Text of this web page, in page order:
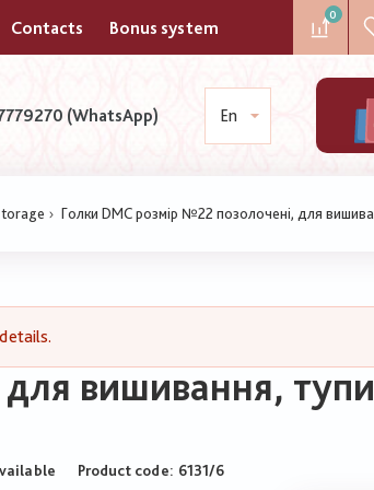
Contacts Bonus system
0
(WhatsApp) En
Голки DMC розмір №22 позолочені, для
вишивання,
Product code 6131/6